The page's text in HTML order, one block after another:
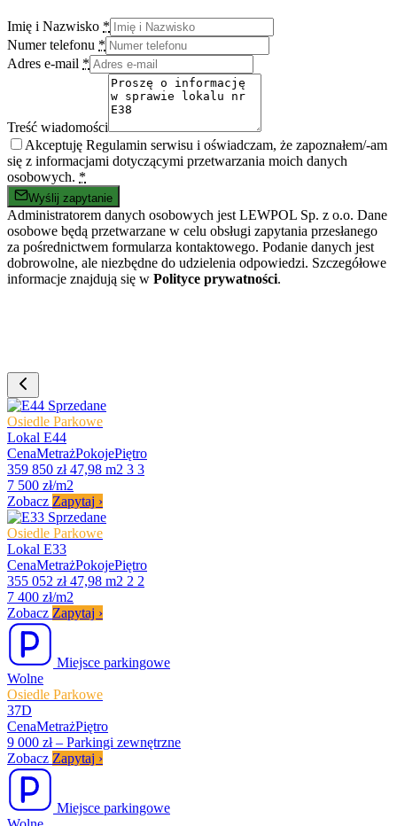
Imię i Nazwisko *
Numer telefonu *
Adres e-mail *
Treść wiadomości
Akceptuję Regulamin serwisu i oświadczam, że zapoznałem/-am
się z informacjami dotyczącymi przetwarzania moich danych
osobowych. *
Wyślij zapytanie
Administratorem danych osobowych jest LEWPOL Sp. z o.o. Dane
osobowe będą przetwarzane w celu obsługi zapytania przesłanego
za pośrednictwem formularza kontaktowego. Podanie danych jest
dobrowolne, ale niezbędne do udzielenia odpowiedzi. Szczegółowe
informacje znajdują się w Polityce prywatności.
Sprzedane
Osiedle Parkowe
Lokal E44
CenaMetrażPokojePiętro
359 850 zł 47,98 m2 3 3
7 500 zł/m2
Zobacz Zapytaj ›
Sprzedane
Osiedle Parkowe
Lokal E33
CenaMetrażPokojePiętro
355 052 zł 47,98 m2 2 2
7 400 zł/m2
Zobacz Zapytaj ›
Miejsce parkingowe
Wolne
Osiedle Parkowe
37D
CenaMetrażPiętro
9 000 zł – Parkingi zewnętrzne
Zobacz Zapytaj ›
Miejsce parkingowe